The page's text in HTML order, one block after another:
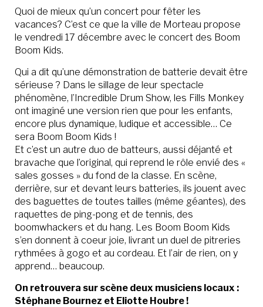
Quoi de mieux qu’un concert pour fêter les
vacances? C’est ce que la ville de Morteau propose
le vendredi 17 décembre avec le concert des Boom
Boom Kids.
Qui a dit qu’une démonstration de batterie devait être
sérieuse ? Dans le sillage de leur spectacle
phénomène, l’Incredible Drum Show, les Fills Monkey
ont imaginé une version rien que pour les enfants,
encore plus dynamique, ludique et accessible… Ce
sera Boom Boom Kids !
Et c’est un autre duo de batteurs, aussi déjanté et
bravache que l’original, qui reprend le rôle envié des «
sales gosses » du fond de la classe. En scène,
derrière, sur et devant leurs batteries, ils jouent avec
des baguettes de toutes tailles (même géantes), des
raquettes de ping-pong et de tennis, des
boomwhackers et du hang. Les Boom Boom Kids
s’en donnent à coeur joie, livrant un duel de pitreries
rythmées à gogo et au cordeau. Et l’air de rien, on y
apprend… beaucoup.
On retrouvera sur scène deux musiciens locaux :
Stéphane Bournez et Eliotte Houbre !